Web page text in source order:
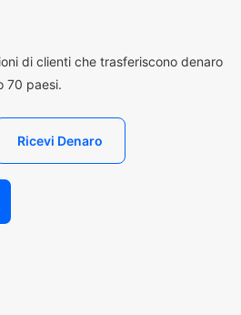
di clienti che trasferiscono denaro
70 paesi.
Ricevi Denaro